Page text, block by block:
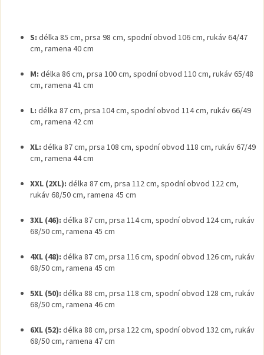
S: délka 85 cm, prsa 98 cm, spodní obvod 106 cm, rukáv 64/47
cm, ramena 40 cm
M: délka 86 cm, prsa 100 cm, spodní obvod 110 cm, rukáv 65/48
cm, ramena 41 cm
L: délka 87 cm, prsa 104 cm, spodní obvod 114 cm, rukáv 66/49
cm, ramena 42 cm
XL: délka 87 cm, prsa 108 cm, spodní obvod 118 cm, rukáv 67/49
cm, ramena 44 cm
XXL (2XL): délka 87 cm, prsa 112 cm, spodní obvod 122 cm,
rukáv 68/50 cm, ramena 45 cm
3XL (46): délka 87 cm, prsa 114 cm, spodní obvod 124 cm, rukáv
68/50 cm, ramena 45 cm
4XL (48): délka 87 cm, prsa 116 cm, spodní obvod 126 cm, rukáv
68/50 cm, ramena 45 cm
5XL (50): délka 88 cm, prsa 118 cm, spodní obvod 128 cm, rukáv
68/50 cm, ramena 46 cm
6XL (52): délka 88 cm, prsa 122 cm, spodní obvod 132 cm, rukáv
68/50 cm, ramena 47 cm